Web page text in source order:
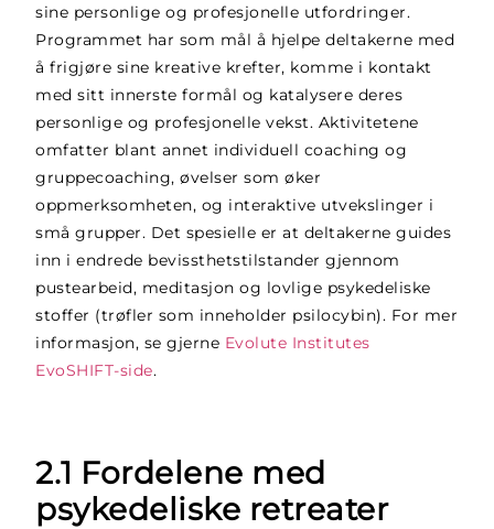
sine personlige og profesjonelle utfordringer.
Programmet har som mål å hjelpe deltakerne med
å frigjøre sine kreative krefter, komme i kontakt
med sitt innerste formål og katalysere deres
personlige og profesjonelle vekst. Aktivitetene
omfatter blant annet individuell coaching og
gruppecoaching, øvelser som øker
oppmerksomheten, og interaktive utvekslinger i
små grupper. Det spesielle er at deltakerne guides
inn i endrede bevissthetstilstander gjennom
pustearbeid, meditasjon og lovlige psykedeliske
stoffer (trøfler som inneholder psilocybin). For mer
informasjon, se gjerne Evolute Institutes
EvoSHIFT-side.
2.1 Fordelene med
psykedeliske retreater